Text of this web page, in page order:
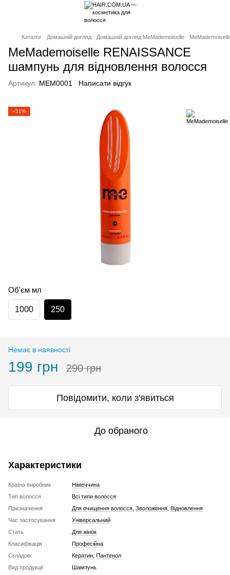
Каталог Домашній догляд Домашній догляд MeMademoiselle
MeMademoiselle RENAISSANCE
шампунь для відновлення волосся
Артикул: MEM0001 Написати відгук
−31%
Об'єм мл
1000 250
Немає в наявності
199 грн 290 грн
Повідомити, коли з'явиться
До обраного
Характеристики
Країна виробник
Німеччина
Тип волосся
Всі типи волосся
Призначення
Для очищення волосся Зволоження Відновлення
Час застосування
Універсальний
Стать
Для жінок
Класифікація
Професійна
Складові
Кератин Пантенол
Вид продукції
Шампунь